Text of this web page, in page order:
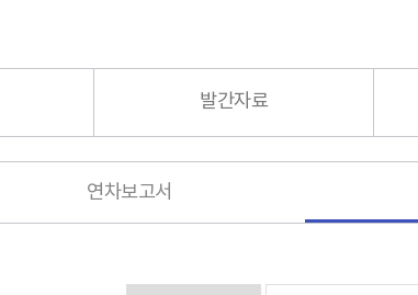
발간자료
연차보고서